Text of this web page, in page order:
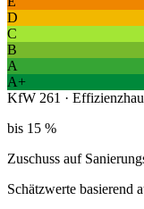
D
C
B
A
A+
KfW 261 ·
bis 15 %
Zuschuss auf
Schätzwerte basierend